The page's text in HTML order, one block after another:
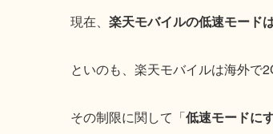
現在、 楽天モバイルの低速モード
といのも、楽天モバイルは海外で
その制限に関して「低速モードに